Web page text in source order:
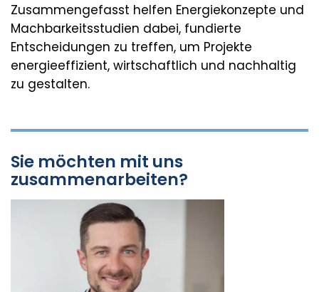
Zusammengefasst helfen Energiekonzepte und
Machbarkeitsstudien dabei, fundierte
Entscheidungen zu treffen, um Projekte
energieeffizient, wirtschaftlich und nachhaltig
zu gestalten.
Sie möchten mit uns
zusammenarbeiten?